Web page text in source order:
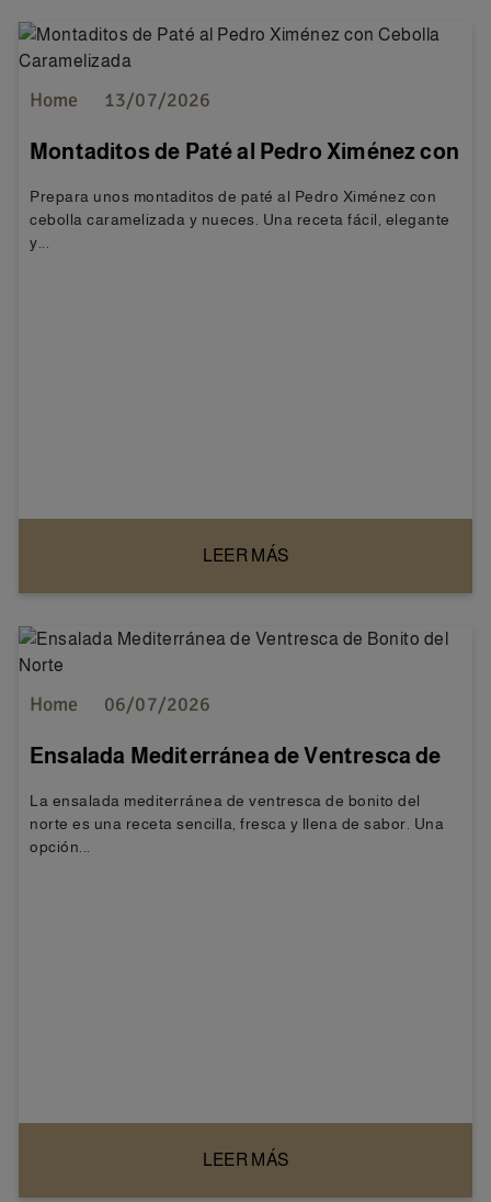
Home 13/07/2026
Montaditos de Paté al Pedro Ximénez con
Prepara unos montaditos de paté al Pedro Ximénez con
cebolla caramelizada y nueces. Una receta fácil, elegante
y...
LEER MÁS
Home 06/07/2026
Ensalada Mediterránea de Ventresca de
La ensalada mediterránea de ventresca de bonito del
norte es una receta sencilla, fresca y llena de sabor. Una
opción...
LEER MÁS